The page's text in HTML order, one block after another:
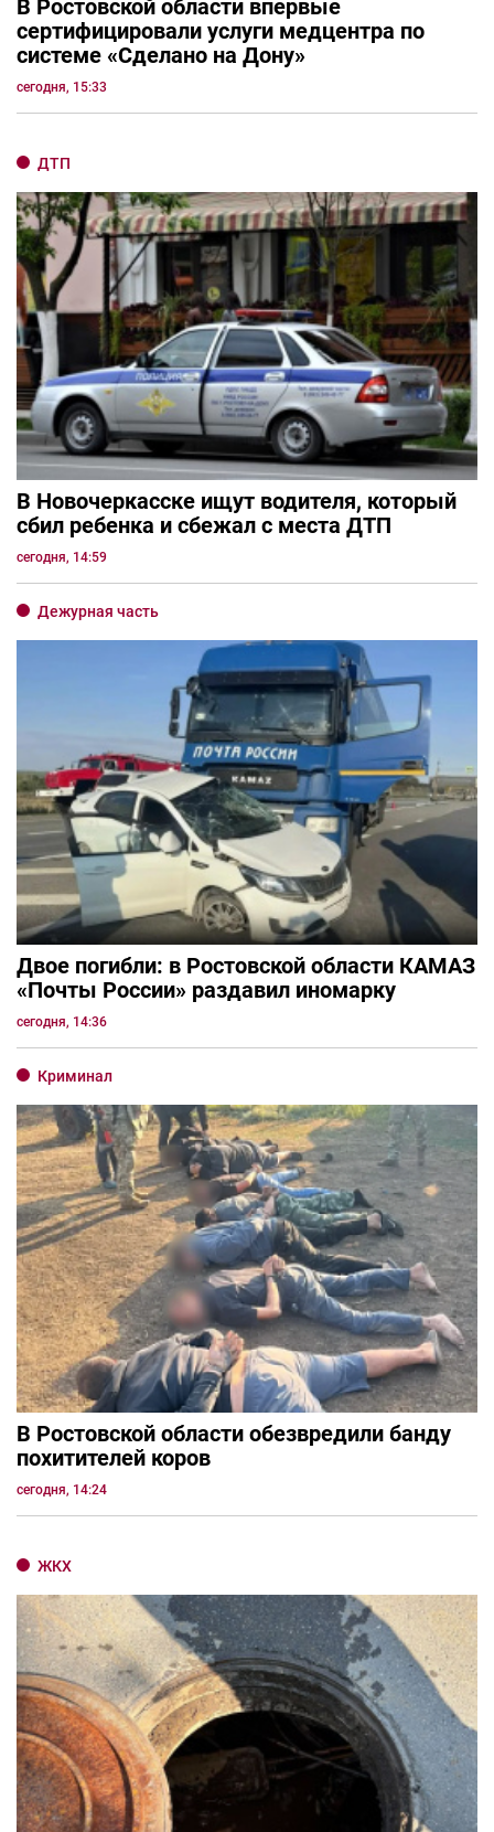
В Ростовской области впервые
сертифицировали услуги медцентра по
системе «Сделано на Дону»
сегодня, 15:33
ДТП
В Новочеркасске ищут водителя, который
сбил ребенка и сбежал с места ДТП
сегодня, 14:59
Дежурная часть
Двое погибли: в Ростовской области КАМАЗ
«Почты России» раздавил иномарку
сегодня, 14:36
Криминал
В Ростовской области обезвредили банду
похитителей коров
сегодня, 14:24
ЖКХ